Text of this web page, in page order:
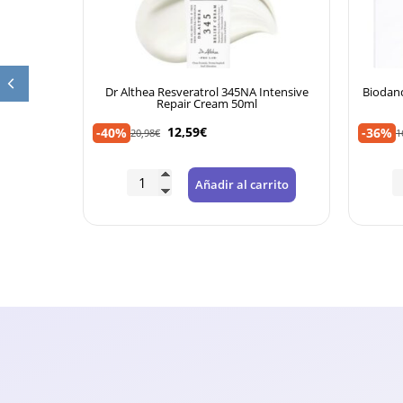
MAGIC Dr Althea Resveratrol 345NA Intensive
Repair Cream 50ml
-40% 20,98€ 12,59€
Añadir al carrito
-36%